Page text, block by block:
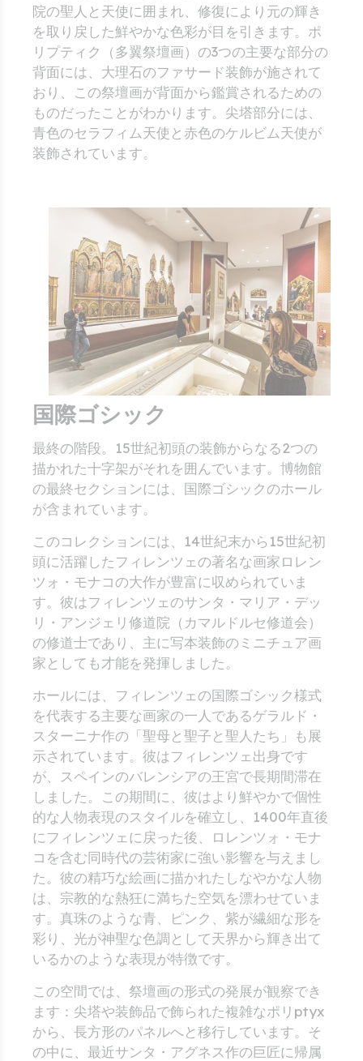
院の聖人と天使に囲まれ、修復により元の輝き
を取り戻した鮮やかな色彩が目を引きます。ポ
リプティク（多翼祭壇画）の3つの主要な部分の
背面には、大理石のファサード装飾が施されて
おり、この祭壇画が背面から鑑賞されるための
ものだったことがわかります。尖塔部分には、
青色のセラフィム天使と赤色のケルビム天使が
装飾されています。
国際ゴシック
最終の階段。15世紀初頭の装飾からなる2つの
描かれた十字架がそれを囲んでいます。博物館
の最終セクションには、国際ゴシックのホール
が含まれています。
このコレクションには、14世紀末から15世紀初
頭に活躍したフィレンツェの著名な画家ロレン
ツォ・モナコの大作が豊富に収められていま
す。彼はフィレンツェのサンタ・マリア・デッ
リ・アンジェリ修道院（カマルドルセ修道会）
の修道士であり、主に写本装飾のミニチュア画
家としても才能を発揮しました。
ホールには、フィレンツェの国際ゴシック様式
を代表する主要な画家の一人であるゲラルド・
スターニナ作の「聖母と聖子と聖人たち」も展
示されています。彼はフィレンツェ出身です
が、スペインのバレンシアの王宮で長期間滞在
しました。この期間に、彼はより鮮やかで個性
的な人物表現のスタイルを確立し、1400年直後
にフィレンツェに戻った後、ロレンツォ・モナ
コを含む同時代の芸術家に強い影響を与えまし
た。彼の精巧な絵画に描かれたしなやかな人物
は、宗教的な熱狂に満ちた空気を漂わせていま
す。真珠のような青、ピンク、紫が繊細な形を
彩り、光が神聖な色調として天界から輝き出て
いるかのような表現が特徴です。
この空間では、祭壇画の形式の発展が観察でき
ます：尖塔や装飾品で飾られた複雑なポリptyx
から、長方形のパネルへと移行しています。そ
の中に、最近サンタ・アグネス作の巨匠に帰属